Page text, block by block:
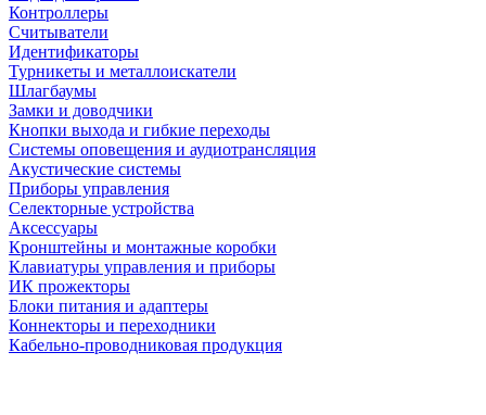
Контроллеры
Считыватели
Идентификаторы
Турникеты и металлоискатели
Шлагбаумы
Замки и доводчики
Кнопки выхода и гибкие переходы
Системы оповещения и аудиотрансляция
Акустические системы
Приборы управления
Селекторные устройства
Аксессуары
Кронштейны и монтажные коробки
Клавиатуры управления и приборы
ИК прожекторы
Блоки питания и адаптеры
Коннекторы и переходники
Кабельно-проводниковая продукция